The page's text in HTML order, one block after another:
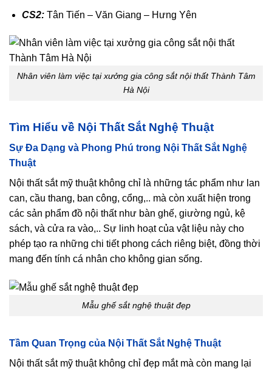
CS2:Tân Tiến – Văn Giang – Hưng Yên
Nhân viên làm việc tại xưởng gia công sắt nội thất Thành Tâm
Hà Nội
Tìm Hiểu về Nội Thất Sắt Nghệ Thuật
Sự Đa Dạng và Phong Phú trong Nội Thất Sắt Nghệ
Thuật
Nội thất sắt mỹ thuật không chỉ là những tác phẩm như lan
can, cầu thang, ban công, cổng,.. mà còn xuất hiện trong
các sản phẩm đồ nội thất như bàn ghế, giường ngủ, kệ
sách, và cửa ra vào,.. Sự linh hoạt của vật liệu này cho
phép tạo ra những chi tiết phong cách riêng biệt, đồng thời
mang đến tính cá nhân cho không gian sống.
Mẫu ghế sắt nghệ thuật đẹp
Tầm Quan Trọng của Nội Thất Sắt Nghệ Thuật
Nội thất sắt mỹ thuật không chỉ đẹp mắt mà còn mang lại